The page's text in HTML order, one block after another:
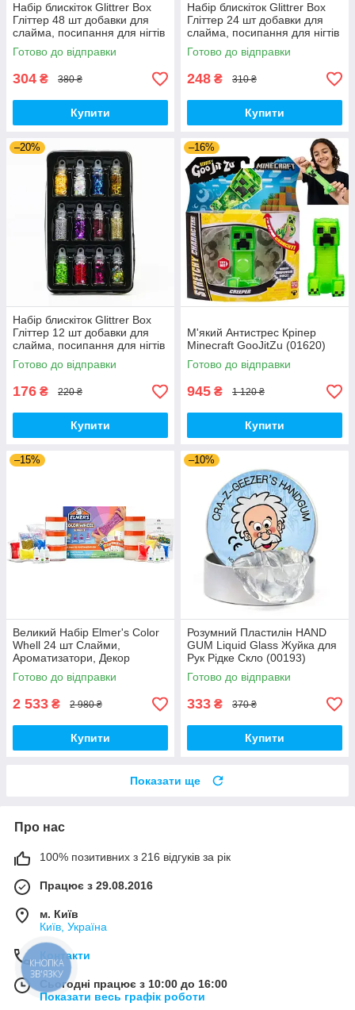
Набір блискіток Glittrer Box
Гліттер 48 шт добавки для
слайма, посипання для нігтів
(00303)
Готово до відправки
304 ₴ 380 ₴
Купити
Набір блискіток Glittrer Box
Гліттер 24 шт добавки для
слайма, посипання для нігтів
(00766)
Готово до відправки
248 ₴ 310 ₴
Купити
–20%
Набір блискіток Glittrer Box
Гліттер 12 шт добавки для
слайма, посипання для нігтів
(01509)
Готово до відправки
176 ₴ 220 ₴
Купити
–16%
М'який Антистрес Кріпер
Minecraft GooJitZu (01620)
Готово до відправки
945 ₴ 1 120 ₴
Купити
–15%
Великий Набір Elmer's Color
Whell 24 шт Слайми,
Ароматизатори, Декор
(01793)
Готово до відправки
2 533 ₴ 2 980 ₴
Купити
–10%
Розумний Пластилін HAND
GUM Liquid Glass Жуйка для
Рук Рідке Скло (00193)
Готово до відправки
333 ₴ 370 ₴
Купити
Показати ще
Про нас
100% позитивних з 216 відгуків за рік
Працює з 29.08.2016
м. Київ
Київ, Україна
Контакти
Сьогодні працює з 10:00 до 16:00
Показати весь графік роботи
КНОПКА
ЗВ'ЯЗКУ